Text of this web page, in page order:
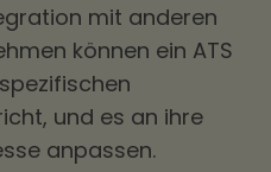
mit anderen
können ein ATS
und es an ihre
anpassen.